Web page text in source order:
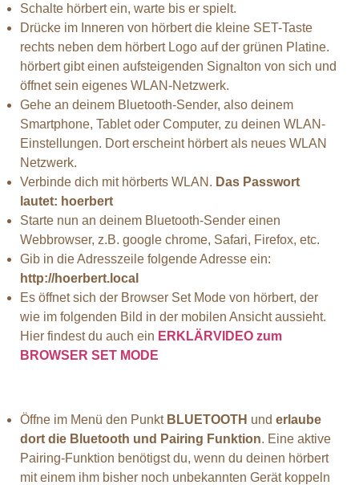
Schalte hörbert ein, warte bis er spielt.
Drücke im Inneren von hörbert die kleine SET-Taste
rechts neben dem hörbert Logo auf der grünen Platine.
hörbert gibt einen aufsteigenden Signalton von sich und
öffnet sein eigenes WLAN-Netzwerk.
Gehe an deinem Bluetooth-Sender, also deinem
Smartphone, Tablet oder Computer, zu deinen WLAN-
Einstellungen. Dort erscheint hörbert als neues WLAN
Netzwerk.
Verbinde dich mit hörberts WLAN. Das Passwort
lautet: hoerbert
Starte nun an deinem Bluetooth-Sender einen
Webbrowser, z.B. google chrome, Safari, Firefox, etc.
Gib in die Adresszeile folgende Adresse ein:
http://hoerbert.local
Es öffnet sich der Browser Set Mode von hörbert, der
wie im folgenden Bild in der mobilen Ansicht aussieht.
Hier findest du auch ein ERKLÄRVIDEO zum
BROWSER SET MODE
Öffne im Menü den Punkt BLUETOOTH und erlaube
dort die Bluetooth und Pairing Funktion. Eine aktive
Pairing-Funktion benötigst du, wenn du deinen hörbert
mit einem ihm bisher noch unbekannten Gerät koppeln